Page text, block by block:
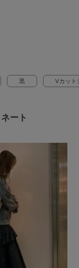
黒 Vカット
ート